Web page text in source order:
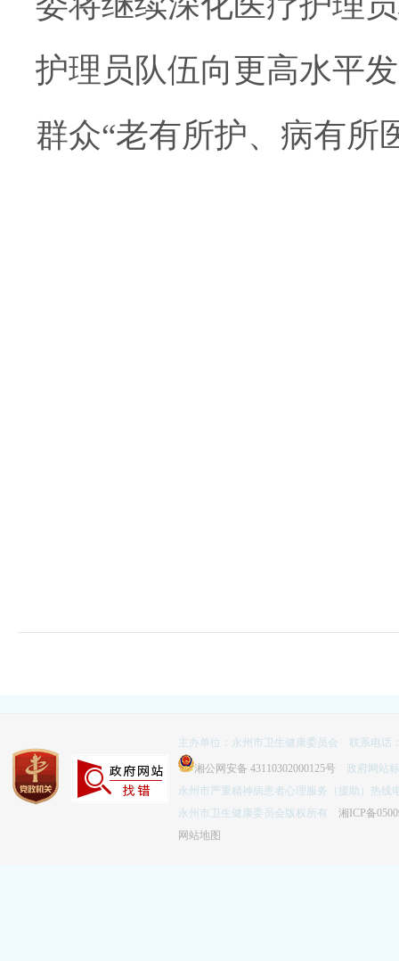
护理员队伍向更高水平
群众“老有所护、病有所
主办单位：永州市卫生健康委员会 联系电话
湘公网安备 43110302000125号 政府网站标
永州市严重精神病患者心理服务（援助）热线
永州市卫生健康委员会版权所有 湘ICP备
网站地图